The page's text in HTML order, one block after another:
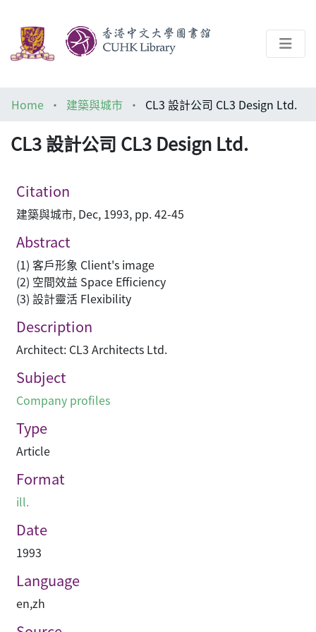
Architecture Library
Home 建築與城市 CL3 設計公司 CL3 Design Ltd.
CL3 設計公司 CL3 Design Ltd.
Citation
建築與城市, Dec, 1993, pp. 42-45
Abstract
(1) 客戶形象 Client's image
(2) 空間效益 Space Efficiency
(3) 設計靈活 Flexibility
Description
Architect: CL3 Architects Ltd.
Subject
Company profiles
Type
Article
Format
ill.
Date
1993
Language
en,zh